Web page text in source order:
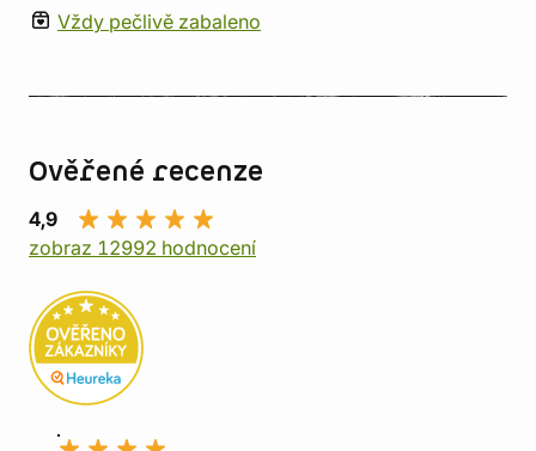
Vždy pečlivě zabaleno
Ověřené recenze
4,9
zobraz 12992 hodnocení